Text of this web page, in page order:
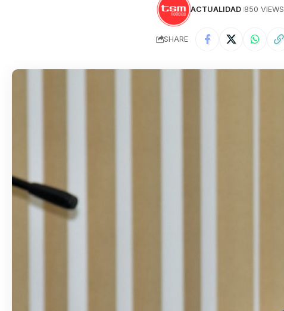
ACTUALIDAD 850 VIEWS
SHARE